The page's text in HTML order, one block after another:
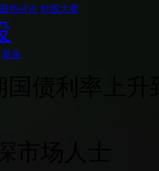
最热讨论 炒股大赛
基金
债利率上升